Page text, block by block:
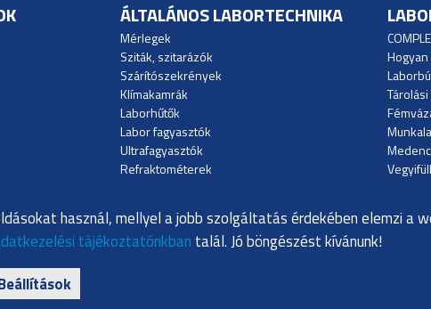
használ, mellyel a jobb szolgáltatás érdekében elemzi
tájékoztatónkban talál. Jó böngészést kívánunk!
ÁLTALÁNOS LABORTECHNIKA
Mérlegek
Sziták, szitarázók
Szárítószekrények
Klímakamrák
Laborhűtők
Labor fagyasztók
Ultrafagyasztók
Refraktométerek